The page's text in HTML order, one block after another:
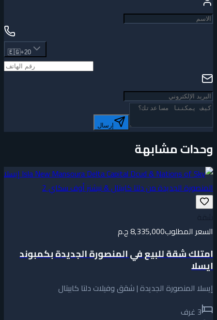
🇪🇬+20
إرسال
وحدات مشابهة
السعر المطلوب8,335,000 ج.م
امتلك شقة للبيع في المنصورة الجديدة بكمبوند
ايسلا
إيسلا المنصورة الجديدة | شقق وفيلات دلتا كابيتال
3 غرف